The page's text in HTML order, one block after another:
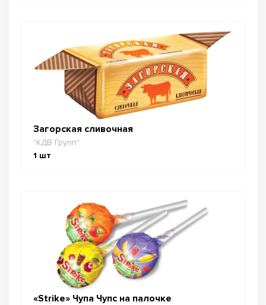
Загорская сливочная
"КДВ Групп"
1 шт
«Strike» Чупа Чупс на палочке